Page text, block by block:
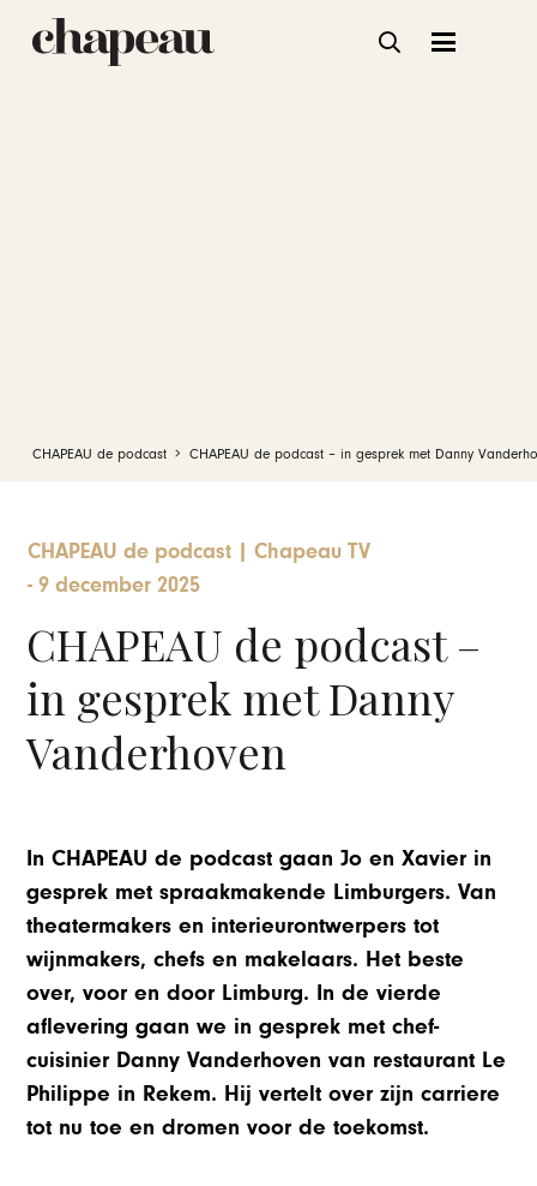
CHAPEAU de podcast CHAPEAU de podcast – in gesprek met Danny
CHAPEAU de podcast | Chapeau TV
-9 december 2025
CHAPEAU de podcast –
in gesprek met Danny
Vanderhoven
In CHAPEAU de podcast gaan Jo en Xavier in
gesprek met spraakmakende Limburgers. Van
theatermakers en interieurontwerpers tot
wijnmakers, chefs en makelaars. Het beste
over, voor en door Limburg. In de vierde
aflevering gaan we in gesprek met chef-
cuisinier Danny Vanderhoven van restaurant Le
Philippe in Rekem. Hij vertelt over zijn carriere
tot nu toe en dromen voor de toekomst.